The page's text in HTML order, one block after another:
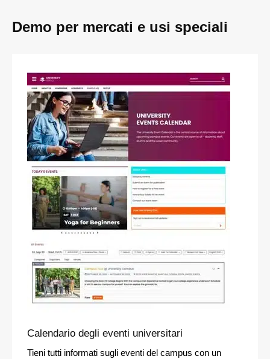
Demo per mercati e usi speciali
Calendario degli eventi universitari
Tieni tutti informati sugli eventi del campus con un